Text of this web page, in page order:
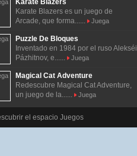
Karate Blazers
Karate Blazers es un juego de
Arcade, que forma......
Juega
Puzzle De Bloques
Inventado en 1984 por el ruso Alekséi
Pázhitnov, e......
Juega
Magical Cat Adventure
Redescubre Magical Cat Adventure,
un juego de la......
Juega
el espacio Juegos